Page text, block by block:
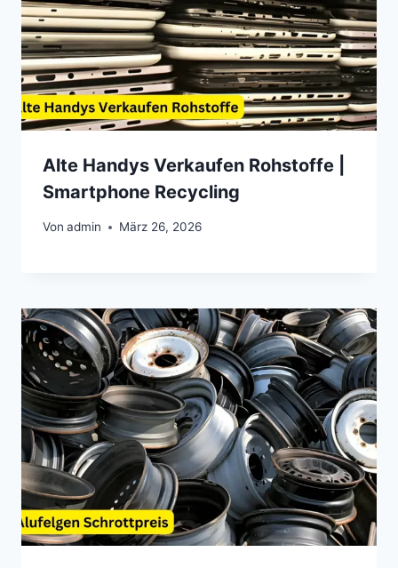
Alte Handys Verkaufen Rohstoffe |
Smartphone Recycling
Von admin März 26, 2026